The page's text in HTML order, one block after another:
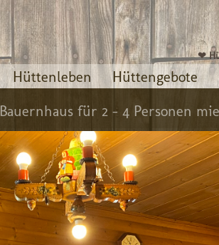
❤
Hüttenleben Hüttengebote
Bauernhaus für 2 - 4 Personen